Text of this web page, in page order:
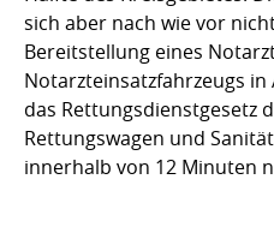
sich aber nach wie vor
Bereitstellung eines
Notarzteinsatzfahrzeugs in
das Rettungsdienstgesetz
Rettungswagen und
innerhalb von 12 Minuten